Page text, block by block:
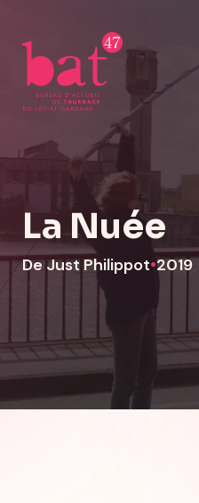
La Nuée
De Just Philippot•2019